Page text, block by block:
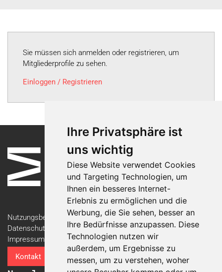
Ihre Privatsphäre ist
uns wichtig
Diese Website verwendet Cookies
und Targeting Technologien, um
Ihnen ein besseres Internet-
Erlebnis zu ermöglichen und die
Werbung, die Sie sehen, besser an
Ihre Bedürfnisse anzupassen. Diese
Technologien nutzen wir
außerdem, um Ergebnisse zu
messen, um zu verstehen, woher
Sie müssen sich anmelden oder registrieren, um
Mitgliederprofile zu sehen.
Einloggen / Registrieren
Nutzungsbedingungen
Datenschutzerklärung
Impressum
Kontakt